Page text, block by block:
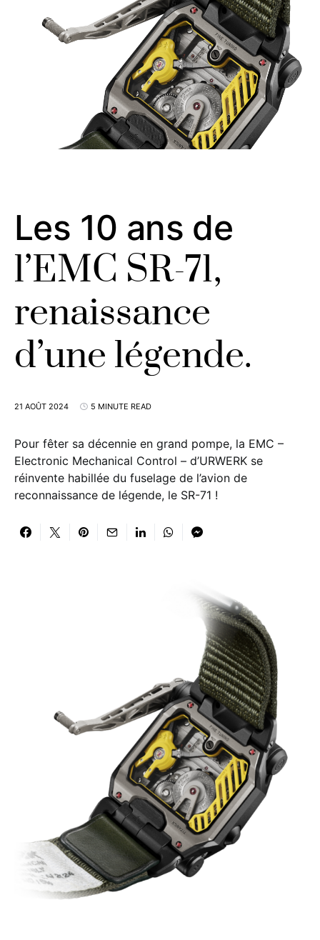
Les 10 ans de
l’EMC SR-71,
renaissance
d’une légende.
21 AOÛT 2024 5 MINUTE READ
Pour fêter sa décennie en grand pompe, la EMC –
Electronic Mechanical Control – d’URWERK se
réinvente habillée du fuselage de l’avion de
reconnaissance de légende, le SR-71 !